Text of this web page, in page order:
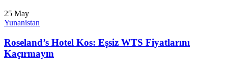
25 May
Yunanistan
Roseland’s Hotel Kos: Eşsiz WTS Fiyatlarını
Kaçırmayın